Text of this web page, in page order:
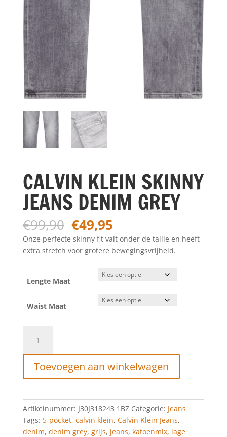
CALVIN KLEIN SKINNY
JEANS DENIM GREY
€99,90 Oorspronkelijke
prijs
was:
€99,90.
€49,95Huidige
prijs
is:
€49,95.
Onze perfecte skinny fit valt onder de taille en heeft
extra stretch voor grotere bewegingsvrijheid.
Lengte Maat
Waist Maat
KLEIN
SKINNY
JEANS
DENIM
aantal
Toevoegen aan winkelwagen
Artikelnummer: J30J318243 1BZ Categorie: Jeans
Tags: 5-pocket, calvin klein, Calvin Klein Jeans,
denim, denim grey, grijs, jeans, katoenmix, lage